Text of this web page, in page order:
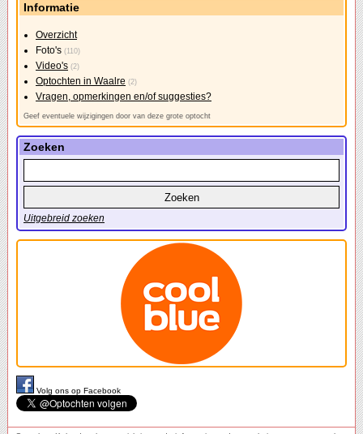
Informatie
Overzicht
Foto's (110)
Video's (2)
Optochten in Waalre (2)
Vragen, opmerkingen en/of suggesties?
Geef eventuele wijzigingen door van deze grote optocht
Zoeken
Uitgebreid zoeken
Volg ons op Facebook